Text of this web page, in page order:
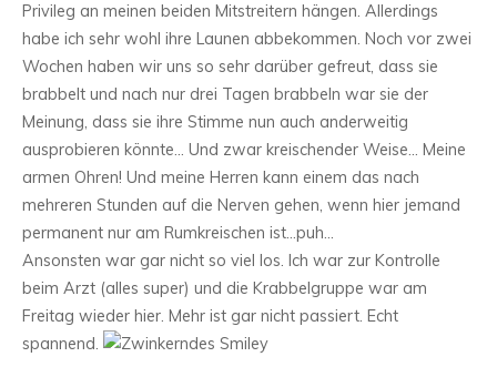
Privileg an meinen beiden Mitstreitern hängen. Allerdings
habe ich sehr wohl ihre Launen abbekommen. Noch vor zwei
Wochen haben wir uns so sehr darüber gefreut, dass sie
brabbelt und nach nur drei Tagen brabbeln war sie der
Meinung, dass sie ihre Stimme nun auch anderweitig
ausprobieren könnte… Und zwar kreischender Weise… Meine
armen Ohren! Und meine Herren kann einem das nach
mehreren Stunden auf die Nerven gehen, wenn hier jemand
permanent nur am Rumkreischen ist…puh…
Ansonsten war gar nicht so viel los. Ich war zur Kontrolle
beim Arzt (alles super) und die Krabbelgruppe war am
Freitag wieder hier. Mehr ist gar nicht passiert. Echt
spannend.